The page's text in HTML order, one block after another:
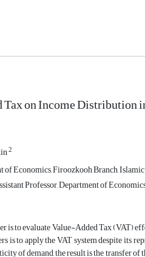
on Income
2
of Economics, Firoozkooh Branch,
Professor, Department of
is to evaluate Value-Added Tax (VAT)
is to apply the VAT system despite its
of demand, the result is the transfer